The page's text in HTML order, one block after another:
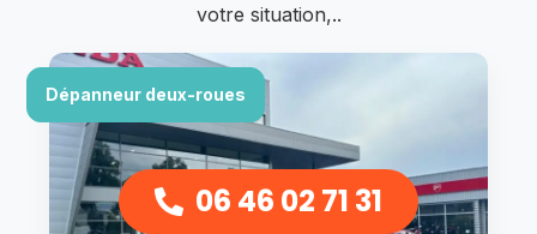
votre situation,..
Dépanneur deux-roues
06 46 02 71 31